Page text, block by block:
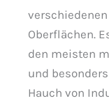
Oberflächen.
den meisten
und
Hauch von